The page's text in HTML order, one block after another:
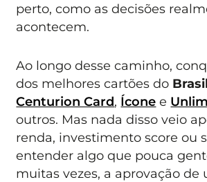
perto, como as decisões
acontecem.
Ao longo desse caminho,
dos melhores cartões do Brasil
Centurion Card, Ícone e
outros. Mas nada disso veio
renda, investimento score ou
entender algo que pouca
muitas vezes, a aprovação de